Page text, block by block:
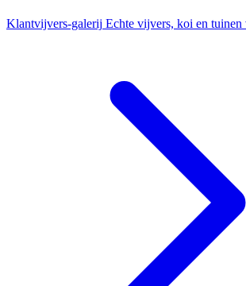
Klantvijvers-galerij Echte vijvers, koi en tuinen